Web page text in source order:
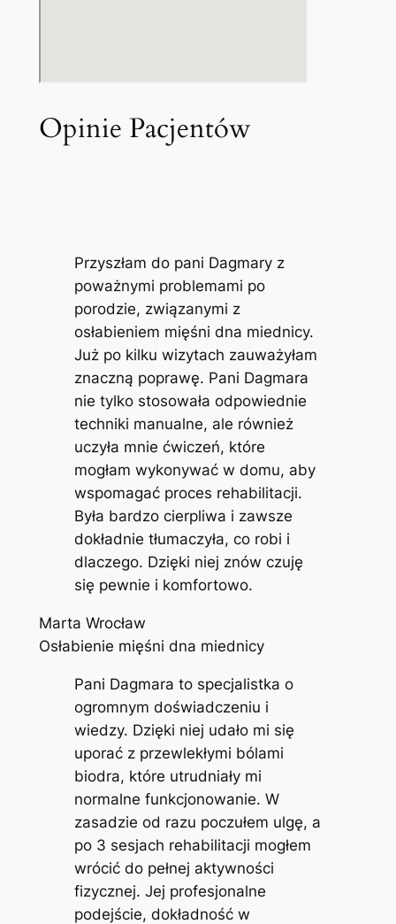
Opinie Pacjentów
Przyszłam do pani Dagmary z
poważnymi problemami po
porodzie, związanymi z
osłabieniem mięśni dna miednicy.
Już po kilku wizytach zauważyłam
znaczną poprawę. Pani Dagmara
nie tylko stosowała odpowiednie
techniki manualne, ale również
uczyła mnie ćwiczeń, które
mogłam wykonywać w domu, aby
wspomagać proces rehabilitacji.
Była bardzo cierpliwa i zawsze
dokładnie tłumaczyła, co robi i
dlaczego. Dzięki niej znów czuję
się pewnie i komfortowo.
Marta Wrocław
Osłabienie mięśni dna miednicy
Pani Dagmara to specjalistka o
ogromnym doświadczeniu i
wiedzy. Dzięki niej udało mi się
uporać z przewlekłymi bólami
biodra, które utrudniały mi
normalne funkcjonowanie. W
zasadzie od razu poczułem ulgę, a
po 3 sesjach rehabilitacji mogłem
wrócić do pełnej aktywności
fizycznej. Jej profesjonalne
podejście, dokładność w